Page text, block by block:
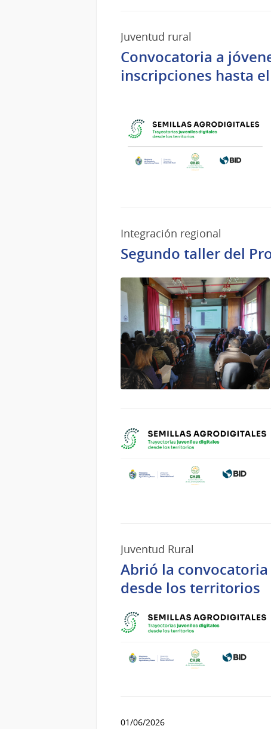
Juventud rural
Convocatoria a
inscripciones hasta
Integración regional
Segundo taller del
Juventud Rural
Abrió la convocatoria
desde los territorios
01/06/2026